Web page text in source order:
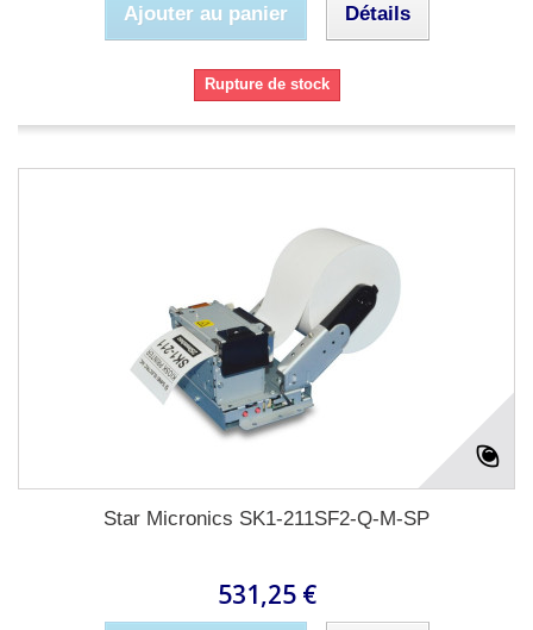
Ajouter au panier Détails
Rupture de stock
Star Micronics SK1-211SF2-Q-M-SP
531,25 €